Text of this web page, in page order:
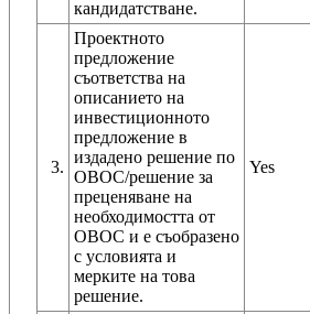
кандидатстване.
3.
Проектното
предложение
съответства на
описанието на
инвестиционното
предложение в
издадено решение по
ОВОС/решение за
преценяване на
необходимостта от
ОВОС и е съобразено
с условията и
мерките на това
решение.
Yes